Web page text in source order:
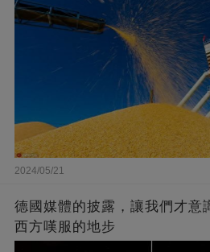
2024/05/21
德國媒體的披露，讓我們才意
西方嘆服的地步